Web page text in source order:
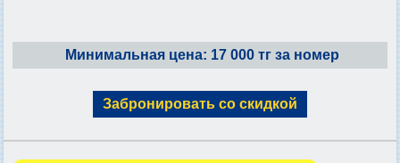
Минимальная цена: 17 000 тг за номер
Забронировать со скидкой